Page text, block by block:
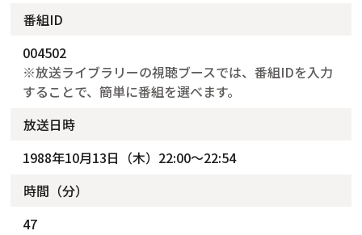
番組ID
004502
※放送ライブラリーの視聴ブースでは、番組IDを入力
することで、簡単に番組を選べます。
放送日時
1988年10月13日（木）22:00～22:54
時間（分）
47